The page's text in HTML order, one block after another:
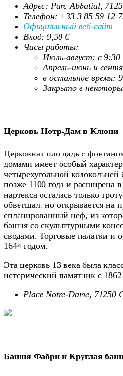
Адрес: Parc Abbatial,
Телефон: +33 3 85 59 12
Официальный веб-сайт
Вход: 9,50 €
Часы работы:
Июль-август: с 9:30
Апрель-июнь и
в остальное время:
Закрыто в
Церковь Нотр-Дам в Клюни
Церковная площадь с
домами имеет особый
четырехугольной
позже 1100 года и расширена
нартекса осталась только
обветшал, но открывается на
спланированный неф, из
башня со скульптурными
сводами. Торговые палатки и
1644 годом.
Эта церковь 13 века была
исторический памятник с 1862
Place Notre-Dame, 71250
Башня Фабри и Круглая